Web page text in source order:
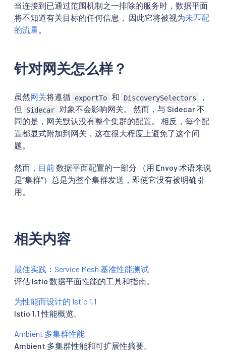
当连接到已通过范围机制之一排除的服务时，数据平面
将不知道有关目标的任何信息， 因此它将被视为未匹配
的流量。
针对网关怎么样？
虽然网关将遵循 exportTo 和 DiscoverySelectors
，
但
Sidecar
对象不会影响网关。 然而，与 Sidecar 不
同的是，网关默认没有整个集群的配置。 相反，每个配
置都显式附加到网关，这在很大程度上避免了这个问
题。
然而， 目前数据平面配置的一部分 （用 Envoy 术语来说
是“集群”）总是为整个集群发送，即使它没有被明确引
用。
相关内容
最佳实践：Service Mesh 基准性能测试
评估 Istio 数据平面性能的工具和指南。
为性能而设计的 Istio 1.1
Istio 1.1 性能概览。
Ambient 多集群性能
Ambient 多集群性能和可扩展性摘要。